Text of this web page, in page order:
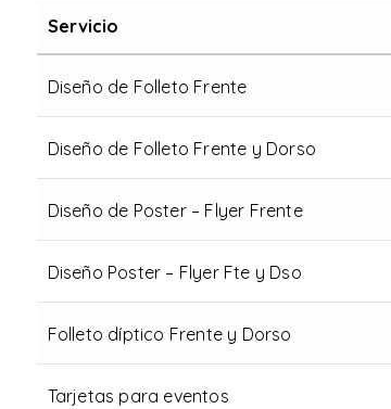
Servicio
Diseño de Folleto Frente
Diseño de Folleto Frente y Dorso
Diseño de Poster – Flyer Frente
Diseño Poster – Flyer Fte y Dso
Folleto díptico Frente y Dorso
Tarjetas para eventos